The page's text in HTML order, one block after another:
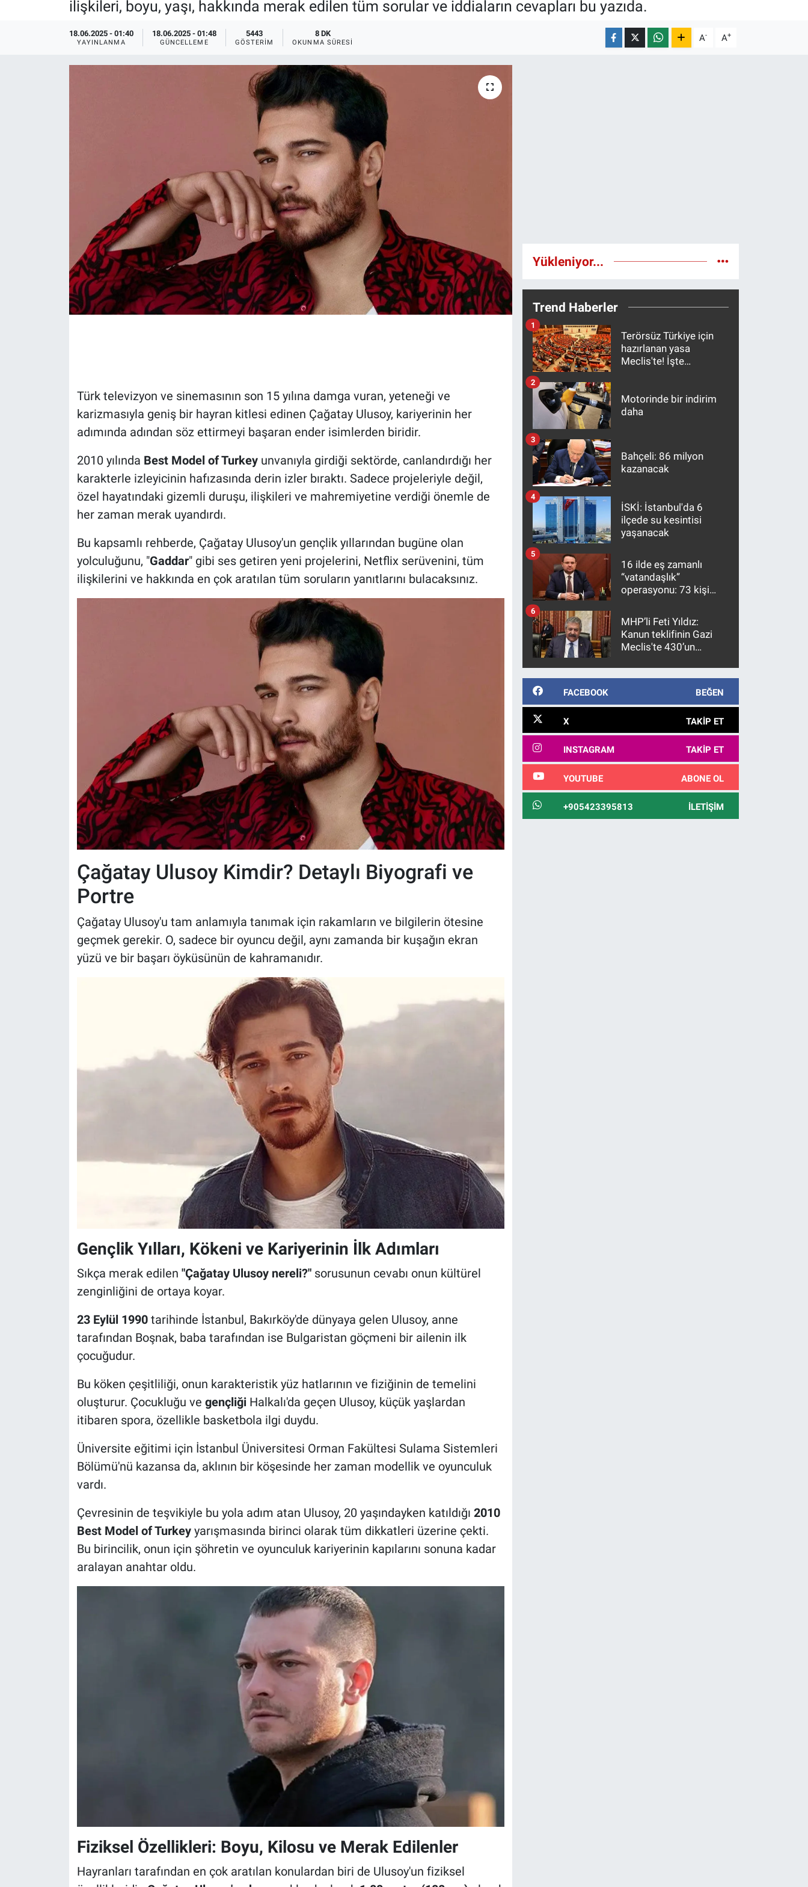
ilişkileri, boyu, yaşı, hakkında merak edilen tüm sorular ve iddiaların cevapları bu yazıda.
18.06.2025 - 01:40
YAYINLANMA
18.06.2025 - 01:48
GÜNCELLEME
5443
GÖSTERIM
8 DK
OKUNMA SÜRESI A- A+
Türk televizyon ve sinemasının son 15 yılına damga vuran, yeteneği ve
karizmasıyla geniş bir hayran kitlesi edinen Çağatay Ulusoy, kariyerinin her
adımında adından söz ettirmeyi başaran ender isimlerden biridir.
2010 yılında Best Model of Turkey unvanıyla girdiği sektörde, canlandırdığı her
karakterle izleyicinin hafızasında derin izler bıraktı. Sadece projeleriyle değil,
özel hayatındaki gizemli duruşu, ilişkileri ve mahremiyetine verdiği önemle de
her zaman merak uyandırdı.
Bu kapsamlı rehberde, Çağatay Ulusoy'un gençlik yıllarından bugüne olan
yolculuğunu, "Gaddar" gibi ses getiren yeni projelerini, Netflix serüvenini, tüm
ilişkilerini ve hakkında en çok aratılan tüm soruların yanıtlarını bulacaksınız.
Çağatay Ulusoy Kimdir? Detaylı Biyografi ve
Portre
Çağatay Ulusoy'u tam anlamıyla tanımak için rakamların ve bilgilerin ötesine
geçmek gerekir. O, sadece bir oyuncu değil, aynı zamanda bir kuşağın ekran
yüzü ve bir başarı öyküsünün de kahramanıdır.
Gençlik Yılları, Kökeni ve Kariyerinin İlk Adımları
Sıkça merak edilen "Çağatay Ulusoy nereli?"sorusunun cevabı onun kültürel
zenginliğini de ortaya koyar.
23 Eylül 1990tarihinde İstanbul, Bakırköy'de dünyaya gelen Ulusoy, anne
tarafından Boşnak, baba tarafından ise Bulgaristan göçmeni bir ailenin ilk
çocuğudur.
Bu köken çeşitliliği, onun karakteristik yüz hatlarının ve fiziğinin de temelini
oluşturur. Çocukluğu ve gençliğiHalkalı'da geçen Ulusoy, küçük yaşlardan
itibaren spora, özellikle basketbola ilgi duydu.
Üniversite eğitimi için İstanbul Üniversitesi Orman Fakültesi Sulama Sistemleri
Bölümü'nü kazansa da, aklının bir köşesinde her zaman modellik ve oyunculuk
vardı.
Çevresinin de teşvikiyle bu yola adım atan Ulusoy, 20 yaşındayken katıldığı 2010
Best Model of Turkeyyarışmasında birinci olarak tüm dikkatleri üzerine çekti.
Bu birincilik, onun için şöhretin ve oyunculuk kariyerinin kapılarını sonuna kadar
aralayan anahtar oldu.
Fiziksel Özellikleri: Boyu, Kilosu ve Merak Edilenler
Hayranları tarafından en çok aratılan konulardan biri de Ulusoy'un fiziksel
Yükleniyor...
Trend Haberler
Terörsüz Türkiye için
hazırlanan yasa
Meclis'te! İşte
1
Motorinde bir indirim
daha
2
Bahçeli: 86 milyon
kazanacak
3
İSKİ: İstanbul'da 6
ilçede su kesintisi
yaşanacak
4
16 ilde eş zamanlı
“vatandaşlık”
operasyonu: 73 kişi
5
MHP’li Feti Yıldız:
Kanun teklifinin Gazi
Meclis'te 430’un
kanunlaşacağı
6
FACEBOOK BEĞEN
X TAKIP ET
INSTAGRAM TAKIP ET
YOUTUBE ABONE OL
+905423395813 İLETIŞIM
Gün Ortası
Gündem Özel
Kültür Sanat
Ne demişti
Türkiye'nin Gündemi
Yerel Gündem
Yerel Yaşam
Canlı Yayın